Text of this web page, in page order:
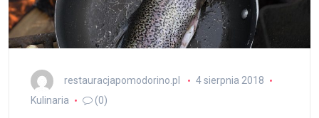
restauracjapomodorino.pl
4 sierpnia 2018
Kulinaria
(0)